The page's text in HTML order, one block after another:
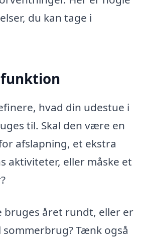
du kan tage i
hvad din udestue i
til. Skal den være en
afslapning, et ekstra
aktiviteter, eller måske et
bruges året rundt, eller er
Tænk også